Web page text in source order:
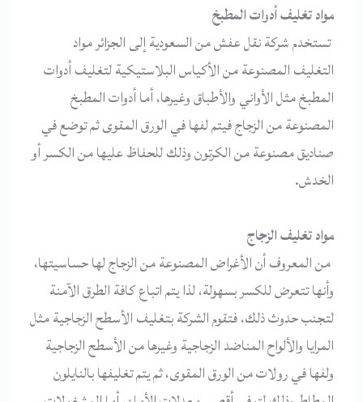
مواد تغليف أدوات المطبخ
تستخدم شركة نقل عفش من السعودية إلى الجزائر مواد
التغليف المصنوعة من الأكياس البلاستيكية لتغليف أدوات
المطبخ مثل الأواني والأطباق وغيرها، أما أدوات المطبخ
المصنوعة من الزجاج فيتم لفها في الورق المقوى ثم توضع في
صناديق مصنوعة من الكرتون وذلك للحفاظ عليها من الكسر أو
الخدش.
مواد تغليف الزجاج
من المعروف أن الأغراض المصنوعة من الزجاج لها حساسيتها،
وأنها تتعرض للكسر بسهولة، لذا يتم اتباع كافة الطرق الآمنة
لتجنب حدوث ذلك، فتقوم الشركة بتغليف الأسطح الزجاجية مثل
المرايا والألواح المناضد الزجاجية وغيرها من الأسطح الزجاجية
ولفها في رولات من الورق المقوى، ثم يتم تغليفها بالنايلون